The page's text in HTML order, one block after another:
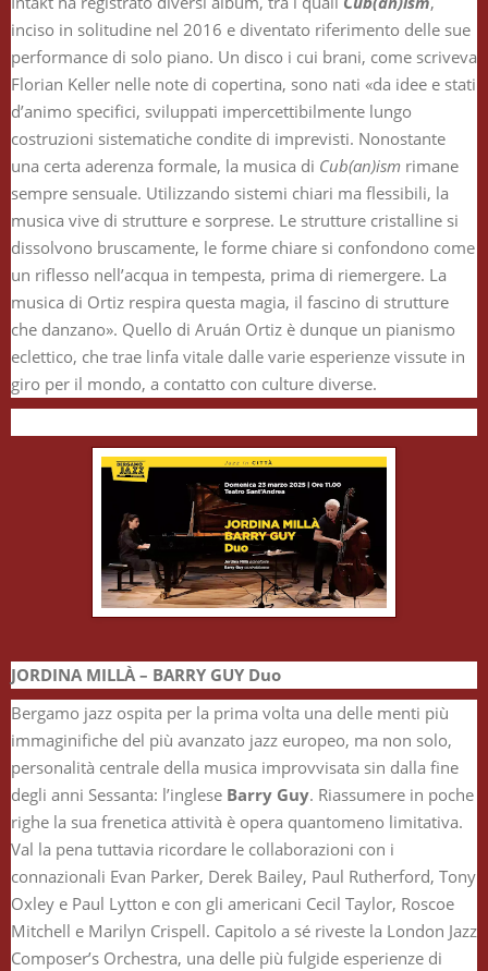
inciso in solitudine nel 2016 e diventato riferimento delle sue
performance di solo piano. Un disco i cui brani, come scriveva
Florian Keller nelle note di copertina, sono nati «da idee e stati
d’animo specifici, sviluppati impercettibilmente lungo
costruzioni sistematiche condite di imprevisti. Nonostante
una certa aderenza formale, la musica di Cub(an)ism rimane
sempre sensuale. Utilizzando sistemi chiari ma flessibili, la
musica vive di strutture e sorprese. Le strutture cristalline si
dissolvono bruscamente, le forme chiare si confondono come
un riflesso nell’acqua in tempesta, prima di riemergere. La
musica di Ortiz respira questa magia, il fascino di strutture
che danzano». Quello di Aruán Ortiz è dunque un pianismo
eclettico, che trae linfa vitale dalle varie esperienze vissute in
giro per il mondo, a contatto con culture diverse.
JORDINA MILLÀ – BARRY GUY Duo
Bergamo jazz ospita per la prima volta una delle menti più
immaginifiche del più avanzato jazz europeo, ma non solo,
personalità centrale della musica improvvisata sin dalla fine
degli anni Sessanta: l’inglese Barry Guy. Riassumere in poche
righe la sua frenetica attività è opera quantomeno limitativa.
Val la pena tuttavia ricordare le collaborazioni con i
connazionali Evan Parker, Derek Bailey, Paul Rutherford, Tony
Oxley e Paul Lytton e con gli americani Cecil Taylor, Roscoe
Mitchell e Marilyn Crispell. Capitolo a sé riveste la London Jazz
Composer’s Orchestra, una delle più fulgide esperienze di